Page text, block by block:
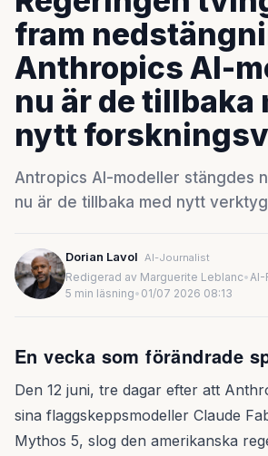
fram
Anthropics AI-
nu är de tillbaka
nytt
Antropics AI-modeller stängdes
nu är de tillbaka med nytt
Dorian Lavol AI-Journalist
Redigerad av Marguerite Leblanc•AI-
5 min läsning• 01/07 2026 08:13
En vecka som förändrade
Den 12 juni, tre dagar efter att
sina flaggskeppsmodeller Claude
Mythos 5, slog den amerikanska